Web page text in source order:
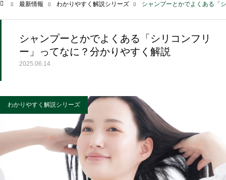
最新情報 わかりやすく解説シリーズ シャンプーとかでよくある「
シャンプーとかでよくある「シリコンフリ
ー」ってなに？分かりやすく解説
2025.06.14
わかりやすく解説シリーズ